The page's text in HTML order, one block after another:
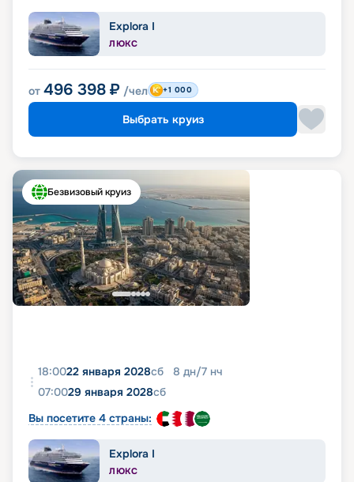
Explora I
ЛЮКС
от 496 398 ₽ /чел +1 000
Выбрать круиз
Безвизовый круиз
18:0022 января 2028сб 8 дн/7 нч
07:0029 января 2028сб
Вы посетите 4 страны:
Explora I
ЛЮКС